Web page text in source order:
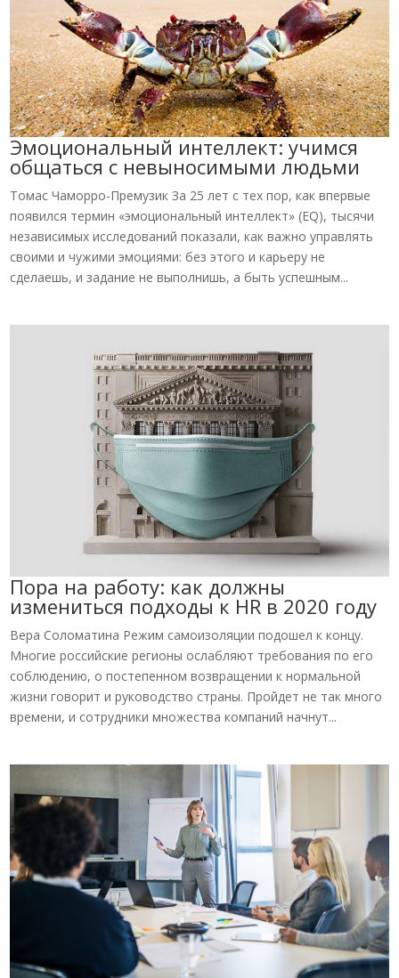
Эмоциональный интеллект: учимся
общаться с невыносимыми людьми
Томас Чаморро-Премузик За 25 лет с тех пор, как впервые
появился термин «эмоциональный интеллект» (EQ), тысячи
независимых исследований показали, как важно управлять
своими и чужими эмоциями: без этого и карьеру не
сделаешь, и задание не выполнишь, а быть успешным...
Пора на работу: как должны
измениться подходы к HR в 2020 году
Вера Соломатина Режим самоизоляции подошел к концу.
Многие российские регионы ослабляют требования по его
соблюдению, о постепенном возвращении к нормальной
жизни говорит и руководство страны. Пройдет не так много
времени, и сотрудники множества компаний начнут...